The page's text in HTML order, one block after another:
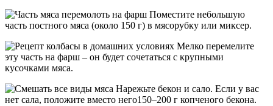
Поместите небольшую
часть постного мяса (около 150 г) в мясорубку или миксер.
Мелко перемелите
эту часть на фарш – он будет сочетаться с крупными
кусочками мяса.
Нарежьте бекон и сало. Если у вас
нет сала, положите вместо него150–200 г копченого бекона.